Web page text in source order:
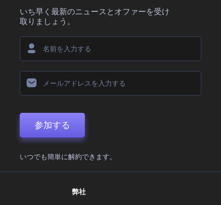
いち早く最新のニュースとオファーを受け
取りましょう。
参加する
いつでも簡単に解約できます。
弊社